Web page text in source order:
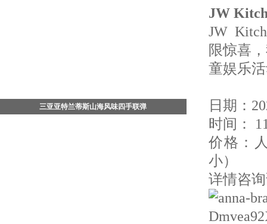
三亚亚特兰蒂斯山海风味四手联弹
JW
JW
限惊喜
童娱乐
日期：
时间：
价格：
小）
详情咨询